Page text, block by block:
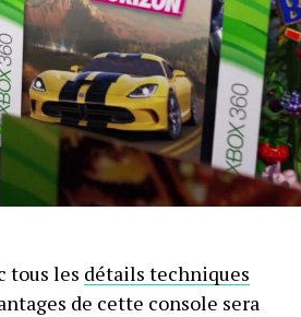
tous les détails techniques
de cette console sera